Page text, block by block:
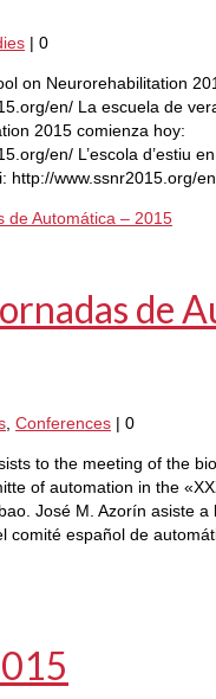
| 0
on Neurorehabilitation
en/ La escuela de
2015 comienza hoy:
en/ L’escola d’estiu
http://www.ssnr2015.org/
de
Conferences | 0
to the meeting of the
of automation in the
José M. Azorín asiste
comité español de